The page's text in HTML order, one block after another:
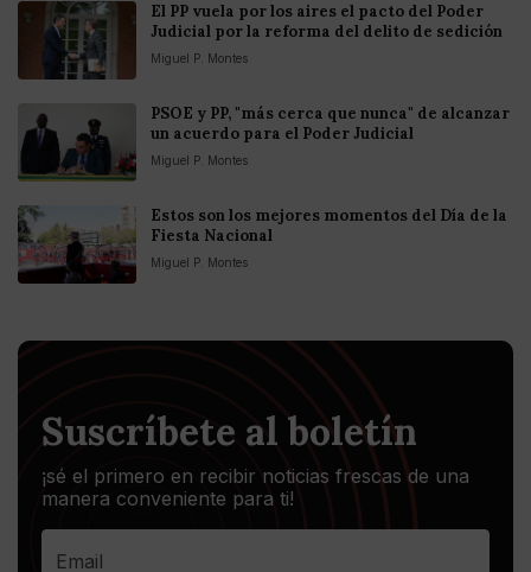
El PP vuela por los aires el pacto del Poder
Judicial por la reforma del delito de sedición
Miguel P. Montes
PSOE y PP, "más cerca que nunca" de alcanzar
un acuerdo para el Poder Judicial
Miguel P. Montes
Estos son los mejores momentos del Día de la
Fiesta Nacional
Miguel P. Montes
Suscríbete al boletín
¡sé el primero en recibir noticias frescas de una
manera conveniente para ti!